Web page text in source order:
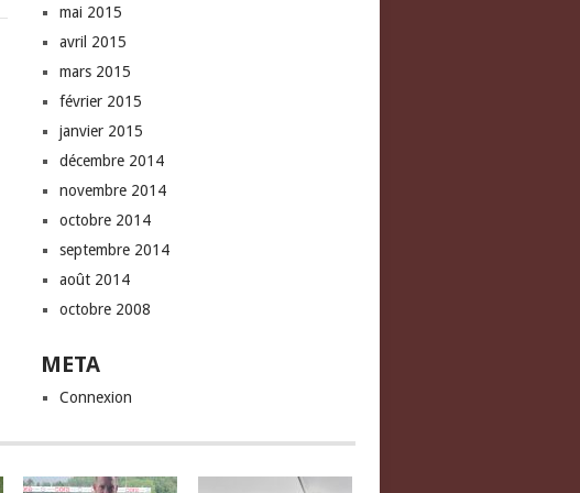
mai 2015
avril 2015
mars 2015
février 2015
janvier 2015
décembre 2014
novembre 2014
octobre 2014
septembre 2014
août 2014
octobre 2008
META
Connexion